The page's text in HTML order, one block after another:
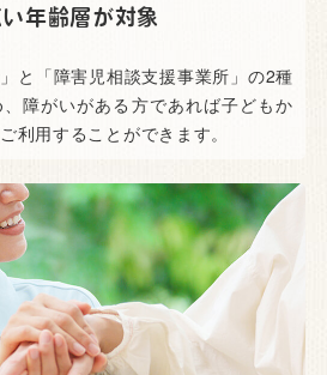
年齢層が対象
と「障害児相談支援事業所」の2種
障がいがある方であれば子どもか
利用することができます。